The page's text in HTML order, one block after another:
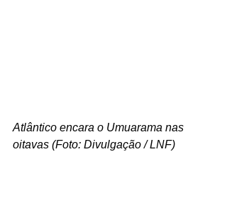
Atlântico encara o Umuarama nas
oitavas (Foto: Divulgação / LNF)